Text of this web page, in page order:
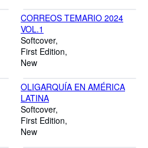
CORREOS TEMARIO 2024
VOL.1
Softcover
First Edition
New
OLIGARQUÍA EN AMÉRICA
LATINA
Softcover
First Edition
New